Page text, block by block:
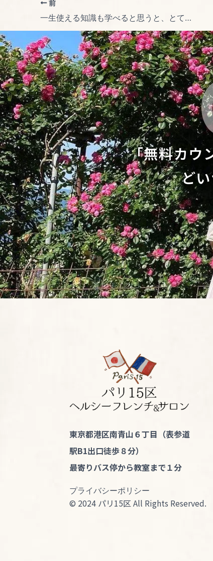
前
一生使える知識も学べると思うと、とてもコスパがいいと思います！
「無料カウ
ど
東京都港区南青山６丁目（表参道
駅B1出口徒歩８分）
最寄りバス停から教室まで１分
プライバシーポリシー
© 2024 パリ15区 All Rights Reserved.